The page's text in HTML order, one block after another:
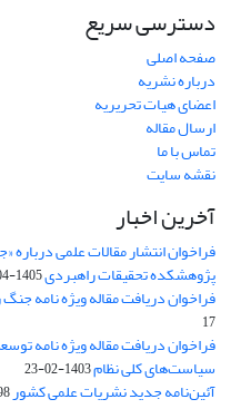
دسترسی سریع
صفحه اصلی
درباره نشریه
اعضای هیات تحریریه
ارسال مقاله
تماس با ما
نقشه سایت
آخرین اخبار
فراخوان انتشار مقالات علمی
پژوهشکده تحقیقات راهبردی1405-04-21
فراخوان دریافت مقاله ویژه نامه
17
فراخوان دریافت مقاله ویژه نامه
سیاست‌های کلی نظام1403-02-23
آئین‌نامه جدید نشریات علمی کشور22